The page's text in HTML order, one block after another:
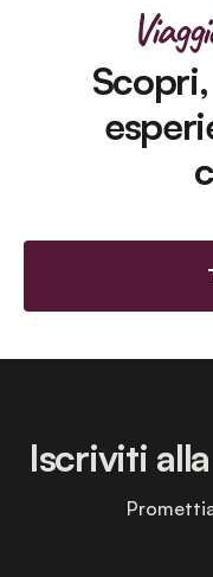
Iscriviti